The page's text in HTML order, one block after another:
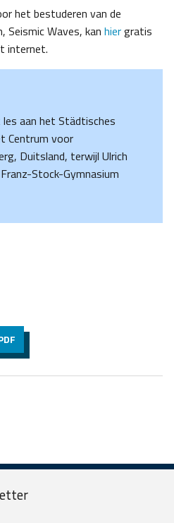
het bestuderen van de
Waves, kan hiergratis
internet.
aan het Städtisches
Centrum voor
Duitsland, terwijl Ulrich
Stock-Gymnasium